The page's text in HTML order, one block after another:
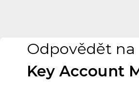
Odpovědět na
Key Account